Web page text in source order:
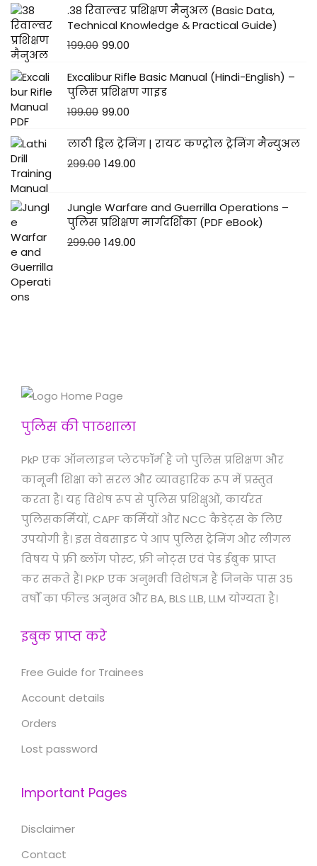
.38 रिवाल्वर प्रशिक्षण मैनुअल (Basic Data,
Technical Knowledge & Practical Guide)
199.00 99.00
Excalibur Rifle Basic Manual (Hindi-English) –
पुलिस प्रशिक्षण गाइड
199.00 99.00
लाठी ड्रिल ट्रेनिंग | रायट कण्ट्रोल ट्रेनिंग मैन्युअल
299.00 149.00
Jungle Warfare and Guerrilla Operations –
पुलिस प्रशिक्षण मार्गदर्शिका (PDF eBook)
299.00 149.00
पुलिस की पाठशाला
PkP एक ऑनलाइन प्लेटफॉर्म है जो पुलिस प्रशिक्षण और
कानूनी शिक्षा को सरल और व्यावहारिक रूप में प्रस्तुत
करता है। यह विशेष रूप से पुलिस प्रशिक्षुओं, कार्यरत
पुलिसकर्मियों, CAPF कर्मियों और NCC कैडेट्स के लिए
उपयोगी है। इस वेबसाइट पे आप पुलिस ट्रेनिंग और लीगल
विषय पे फ्री ब्लॉग पोस्ट, फ्री नोट्स एवं पेड ईबुक प्राप्त
कर सकते हैं। PKP एक अनुभवी विशेषज्ञ हैं जिनके पास 35
वर्षों का फील्ड अनुभव और BA, BLS LLB, LLM योग्यता है।
इबुक प्राप्त करे
Free Guide for Trainees
Account details
Orders
Lost password
Important Pages
Disclaimer
Contact